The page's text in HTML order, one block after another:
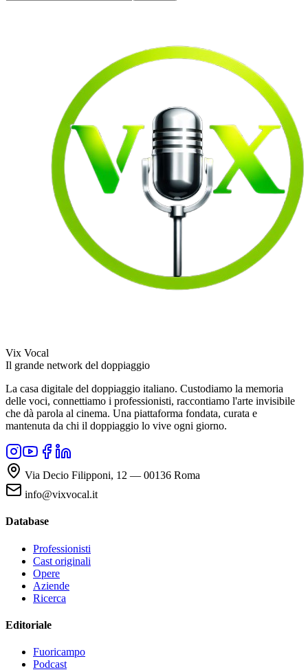
Vix Vocal
Il grande network del doppiaggio
La casa digitale del doppiaggio italiano. Custodiamo la memoria
delle voci, connettiamo i professionisti, raccontiamo l'arte invisibile
che dà parola al cinema. Una piattaforma fondata, curata e
mantenuta da chi il doppiaggio lo vive ogni giorno.
Via Decio Filipponi, 12 — 00136 Roma
info@vixvocal.it
Database
Professionisti
Cast originali
Opere
Aziende
Ricerca
Editoriale
Fuoricampo
Podcast